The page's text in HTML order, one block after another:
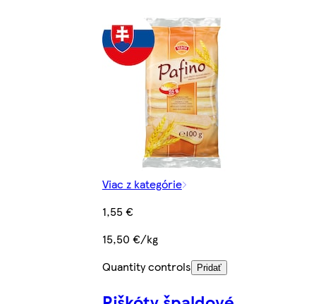
Viac z kategórie
1,55 €
15,50 €/kg
Quantity controls
Pridať